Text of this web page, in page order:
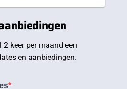
keer per maand een
en aanbiedingen.